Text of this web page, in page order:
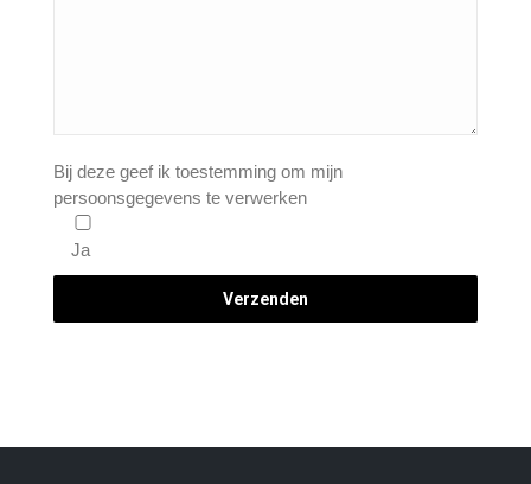
Bij deze geef ik toestemming om mijn
persoonsgegevens te verwerken
Ja